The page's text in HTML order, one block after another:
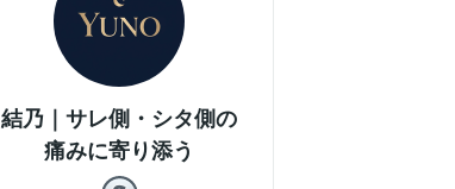
結乃｜サレ側・シタ側の
痛みに寄り添う